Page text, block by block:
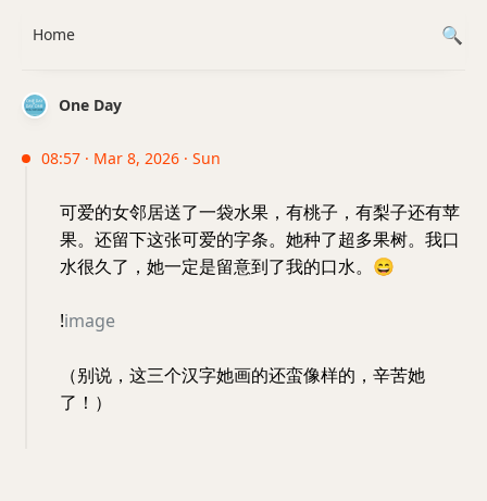
One Day
08:57 · Mar 8, 2026 · Sun
可爱的女邻居送了一袋水果，有桃子，有梨子还有苹
果。还留下这张可爱的字条。她种了超多果树。我口
水很久了，她一定是留意到了我的口水。 😄
!image
（别说，这三个汉字她画的还蛮像样的，辛苦她
了！）
Home